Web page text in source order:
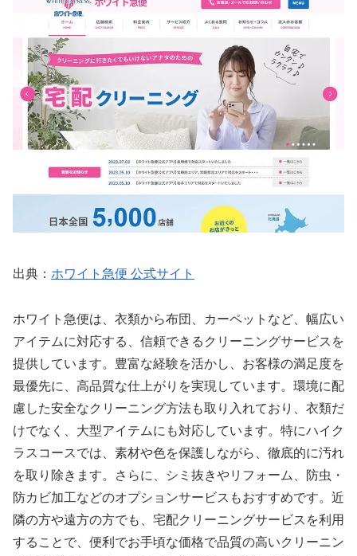
出典： ホワイト急便 公式サイト
ホワイト急便は、衣類から布団、カーペットなど、幅広い
アイテムに対応する、信頼できるクリーニングサービスを
提供しています。豊富な経験を活かし、お客様の満足度を
最優先に、高品質な仕上がりを実現しています。環境に配
慮した安全なクリーニング方法も取り入れており、衣類だ
けでなく、大型アイテムにも対応しています。特にハイク
ラスコースでは、素材や色を保護しながら、徹底的に汚れ
を取り除きます。さらに、シミ抜きやリフォーム、防虫・
防カビ加工などのオプションサービスもおすすめです。近
隣の方や遠方の方でも、宅配クリーニングサービスを利用
することで、便利でお手頃な価格で品質の高いクリーニン